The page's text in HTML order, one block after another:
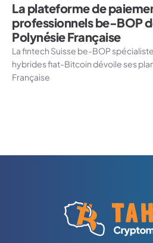
La plateforme de
professionnels be-BOP
Polynésie Française
La fintech Suisse be-BOP
hybrides fiat-Bitcoin dévoile ses
Française